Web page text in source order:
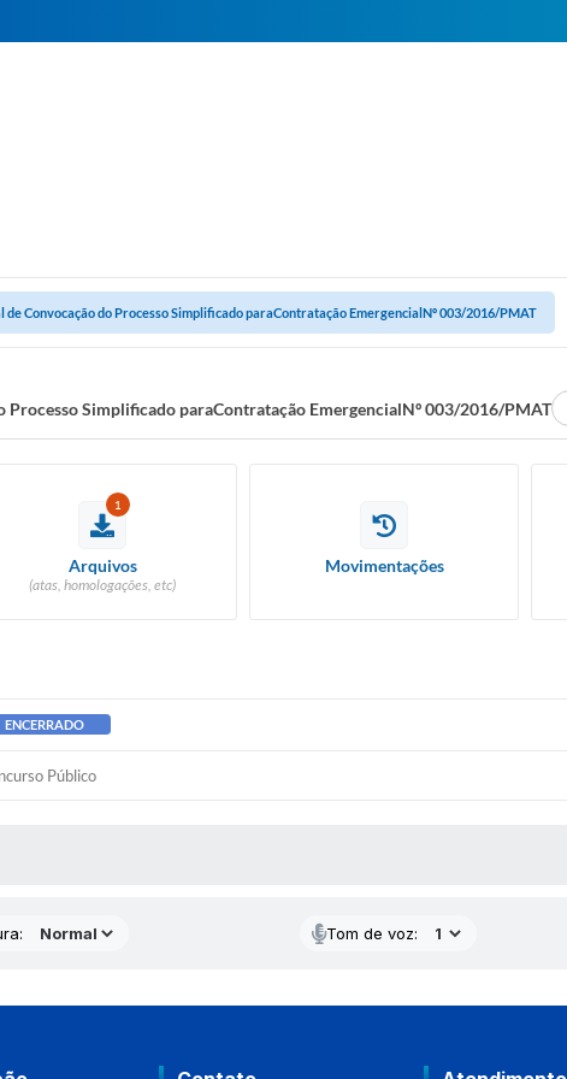
de Convocação do Processo Simplificado paraContratação EmergencialNº 003/2016/PMAT
Processo Simplificado paraContratação EmergencialNº 003/2016/PMAT
1
Arquivos
(atas, homologações, etc)
Movimentações
ENCERRADO
Público
Tom de voz: